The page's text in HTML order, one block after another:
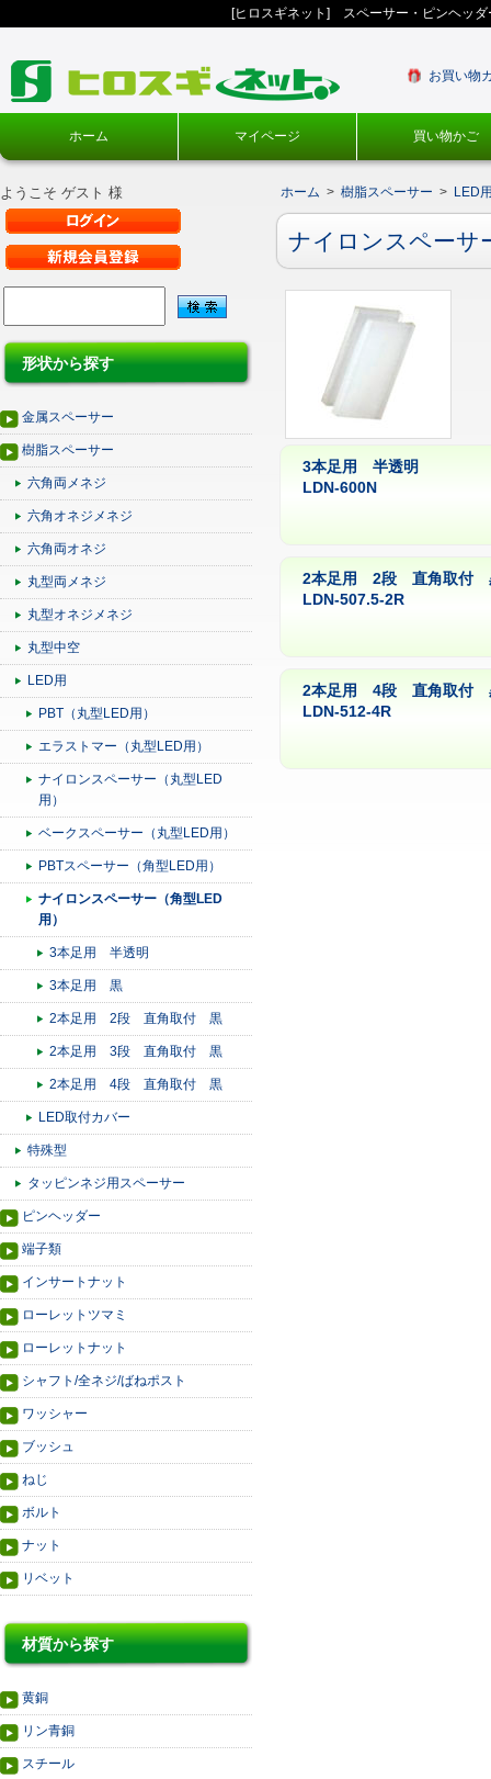
[ヒロスギネット] スペーサー・ピンヘッ
お買い物
ホーム マイページ 買い物かご
ようこそ ゲスト 様
形状から探す
金属スペーサー
樹脂スペーサー
六角両メネジ
六角オネジメネジ
六角両オネジ
丸型両メネジ
丸型オネジメネジ
丸型中空
LED用
PBT（丸型LED用）
エラストマー（丸型LED用）
ナイロンスペーサー（丸型LED
用）
ベークスペーサー（丸型LED用）
PBTスペーサー（角型LED用）
ナイロンスペーサー（角型LED
用）
3本足用 半透明
3本足用 黒
2本足用 2段 直角取付 黒
2本足用 3段 直角取付 黒
2本足用 4段 直角取付 黒
LED取付カバー
特殊型
タッピンネジ用スペーサー
ピンヘッダー
端子類
インサートナット
ローレットツマミ
ローレットナット
シャフト/全ネジ/ばねポスト
ワッシャー
ブッシュ
ねじ
ボルト
ナット
リベット
材質から探す
黄銅
リン青銅
スチール
ホーム > 樹脂スペーサー > LED
ナイロンスペーサ
3本足用 半透明
LDN-600N
2本足用 2段 直角取付
LDN-507.5-2R
2本足用 4段 直角取付
LDN-512-4R